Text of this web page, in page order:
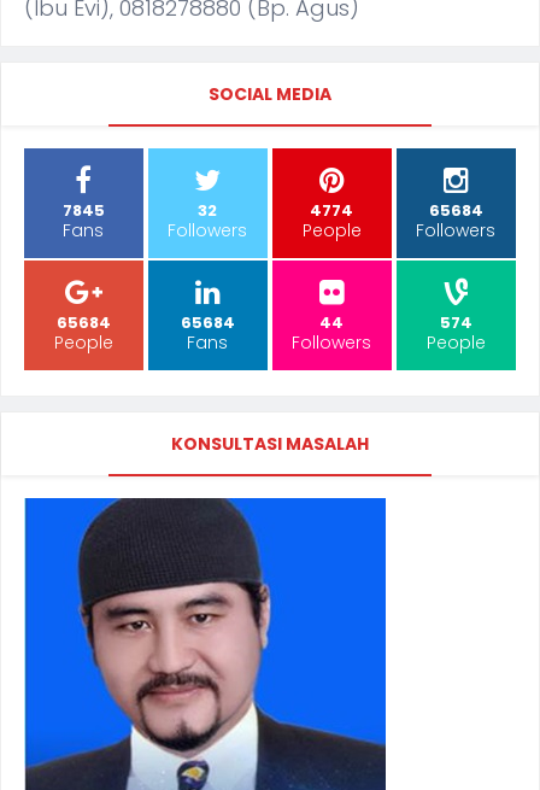
(Ibu Evi), 0818278880 (Bp. Agus)
SOCIAL MEDIA
7845
Fans
32
Followers
4774
People
65684
Followers
65684
People
65684
Fans
44
Followers
574
People
KONSULTASI MASALAH